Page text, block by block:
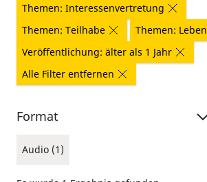
Themen: Interessenvertretung
Themen: Teilhabe
Themen: Leben
Veröffentlichung: älter als 1 Jahr
Alle Filter entfernen
Format
Audio (1)